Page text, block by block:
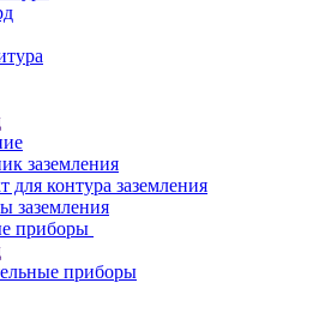
заземления
для контура заземления
заземления
приборы
приборы